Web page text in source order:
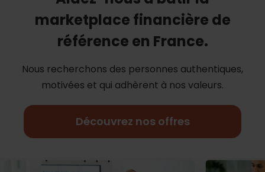
marketplace financière de
référence en France.
Nous recherchons des personnes authentiques,
motivées et qui adhèrent à nos valeurs.
Découvrez nos offres